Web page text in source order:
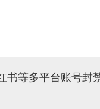
书等多平台账号封